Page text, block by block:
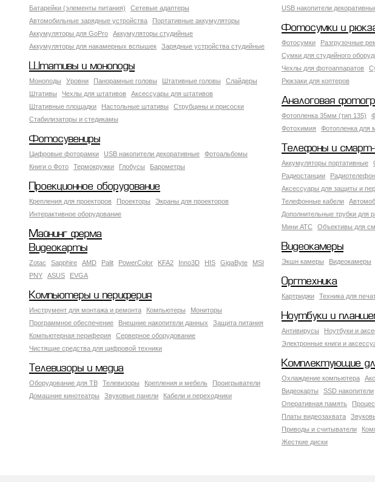
Батарейки (элементы питания)
Сетевые адаптеры
Автомобильные зарядные устройства
Портативные аккумуляторы
Аккумуляторы для GoPro
Аккумуляторы студийные
Аккумуляторы для накамерных вспышек
Зарядные устройства студийные
USB накопители
Фотосумки и
Фотосумки Разгрузочные
Сумки для студийного
Чехлы для фотоаппаратов
Рюкзаки для коптеров
Штативы и моноподы
Моноподы Уровни Панорамные головы Штативные головы
Слайдеры
Штативы
Чехлы для штативов
Аксессуары для штативов
Штативные площадки
Настольные штативы
Струбцины и присоски
Стабилизаторы и стедикамы
Аналоговая
Фотопленка 35мм (тип 135)
Фотохимия
Фотопленка для
Фотосувениры
Цифровые фоторамки USB накопители декоративные
Фотоальбомы
Книги о Фото
Термокружки Глобусы Барометры
Телефоны и
Аккумуляторы портативные
Радиостанции
Аксессуары для защиты и
Телефонные кабели
Дополнительные трубки для
Мини АТС
Объективы для
Проекционное оборудование
Крепления для проекторов Проекторы
Экраны для проекторов
Интерактивное оборудование
Майнинг ферма
Видеокамеры
Экшн камеры Видеокамеры
Видеокарты
Zotac Sapphire AMD Palit PowerColor KFA2 Inno3D HIS GigaByte
MSI
PNY
ASUS EVGA
Оргтехника
Картриджи Техника для
Компьютеры и периферия
Инструмент для монтажа и ремонта Компьютеры
Мониторы
Программное обеспечение
Внешние накопители данных
Защита питания
Компьютерная периферия
Серверное оборудование
Чистящие средства для цифровой техники
Ноутбуки и
Антивирусы Ноутбуки и
Электронные книги и
Комплектующие
Охлаждение компьютера
Видеокарты
SSD накопители
Оперативная память
Платы видеозахвата
Приводы и считыватели
Жесткие диски
Телевизоры и медиа
Оборудование для ТВ Телевизоры Крепления и мебель
Проигрыватели
Домашние кинотеатры
Звуковые панели Кабели и переходники